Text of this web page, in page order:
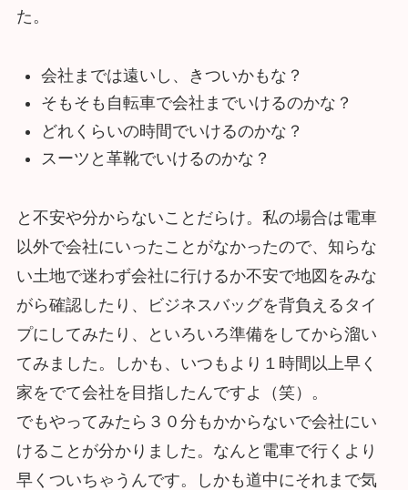
た。
会社までは遠いし、きついかもな？
そもそも自転車で会社までいけるのかな？
どれくらいの時間でいけるのかな？
スーツと革靴でいけるのかな？
と不安や分からないことだらけ。私の場合は電車
以外で会社にいったことがなかったので、知らな
い土地で迷わず会社に行けるか不安で地図をみな
がら確認したり、ビジネスバッグを背負えるタイ
プにしてみたり、といろいろ準備をしてから溜い
てみました。しかも、いつもより１時間以上早く
家をでて会社を目指したんですよ（笑）。
でもやってみたら３０分もかからないで会社にい
けることが分かりました。なんと電車で行くより
早くついちゃうんです。しかも道中にそれまで気